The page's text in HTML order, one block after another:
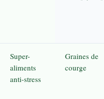
Super-
aliments
anti-stress
Graines de
courge